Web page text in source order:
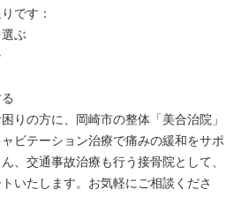
です：
ぶ
りの方に、岡崎市の整体「美合治院」
ビテーション治療で痛みの緩和をサポ
、交通事故治療も行う接骨院として、
いたします。お気軽にご相談くださ